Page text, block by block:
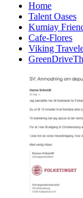
Home
Talent Oases
Kumiay
Cafe-Flores
Viking